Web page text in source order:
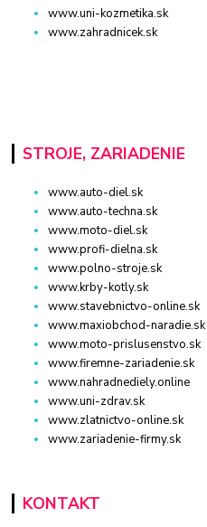
www.uni-kozmetika.sk
www.zahradnicek.sk
STROJE, ZARIADENIE
www.auto-diel.sk
www.auto-techna.sk
www.moto-diel.sk
www.profi-dielna.sk
www.polno-stroje.sk
www.krby-kotly.sk
www.stavebnictvo-online.sk
www.maxiobchod-naradie.sk
www.moto-prislusenstvo.sk
www.firemne-zariadenie.sk
www.nahradnediely.online
www.uni-zdrav.sk
www.zlatnictvo-online.sk
www.zariadenie-firmy.sk
KONTAKT